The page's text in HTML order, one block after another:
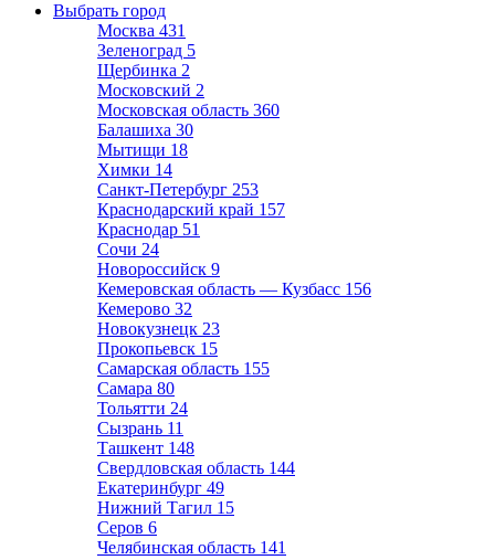
Выбрать город
Москва 431
Зеленоград 5
Щербинка 2
Московский 2
Московская область 360
Балашиха 30
Мытищи 18
Химки 14
Санкт-Петербург 253
Краснодарский край 157
Краснодар 51
Сочи 24
Новороссийск 9
Кемеровская область — Кузбасс 156
Кемерово 32
Новокузнецк 23
Прокопьевск 15
Самарская область 155
Самара 80
Тольятти 24
Сызрань 11
Ташкент 148
Свердловская область 144
Екатеринбург 49
Нижний Тагил 15
Серов 6
Челябинская область 141